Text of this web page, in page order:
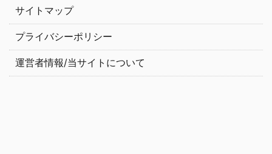
サイトマップ
プライバシーポリシー
運営者情報/当サイトについて